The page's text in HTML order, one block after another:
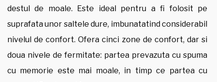
destul de moale. Este ideal pentru a fi folosit pe
suprafata unor saltele dure, imbunatatind considerabil
nivelul de confort. Ofera cinci zone de confort, dar si
doua nivele de fermitate: partea prevazuta cu spuma
cu memorie este mai moale, in timp ce partea cu